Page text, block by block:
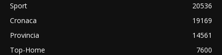
Sport
20536
Cronaca
19169
Provincia
14561
Top-Home
7600